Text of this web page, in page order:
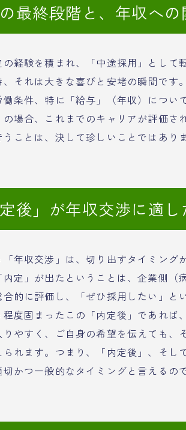
最終段階と、年収への
経験を積まれ、「中途採用」として
それは大きな喜びと安堵の瞬間です
条件、特に「給与」（年収）につい
場合、これまでのキャリアが評価さ
うことは、決して珍しいことではあり
後」が年収交渉に適
年収交渉」は、切り出すタイミング
内定」が出たということは、企業側（
的に評価し、「ぜひ採用したい」と
度固まったこの「内定後」であれば
やすく、ご自身の希望を伝えても、
れます。つまり、「内定後」、そし
かつ一般的なタイミングと言えるので